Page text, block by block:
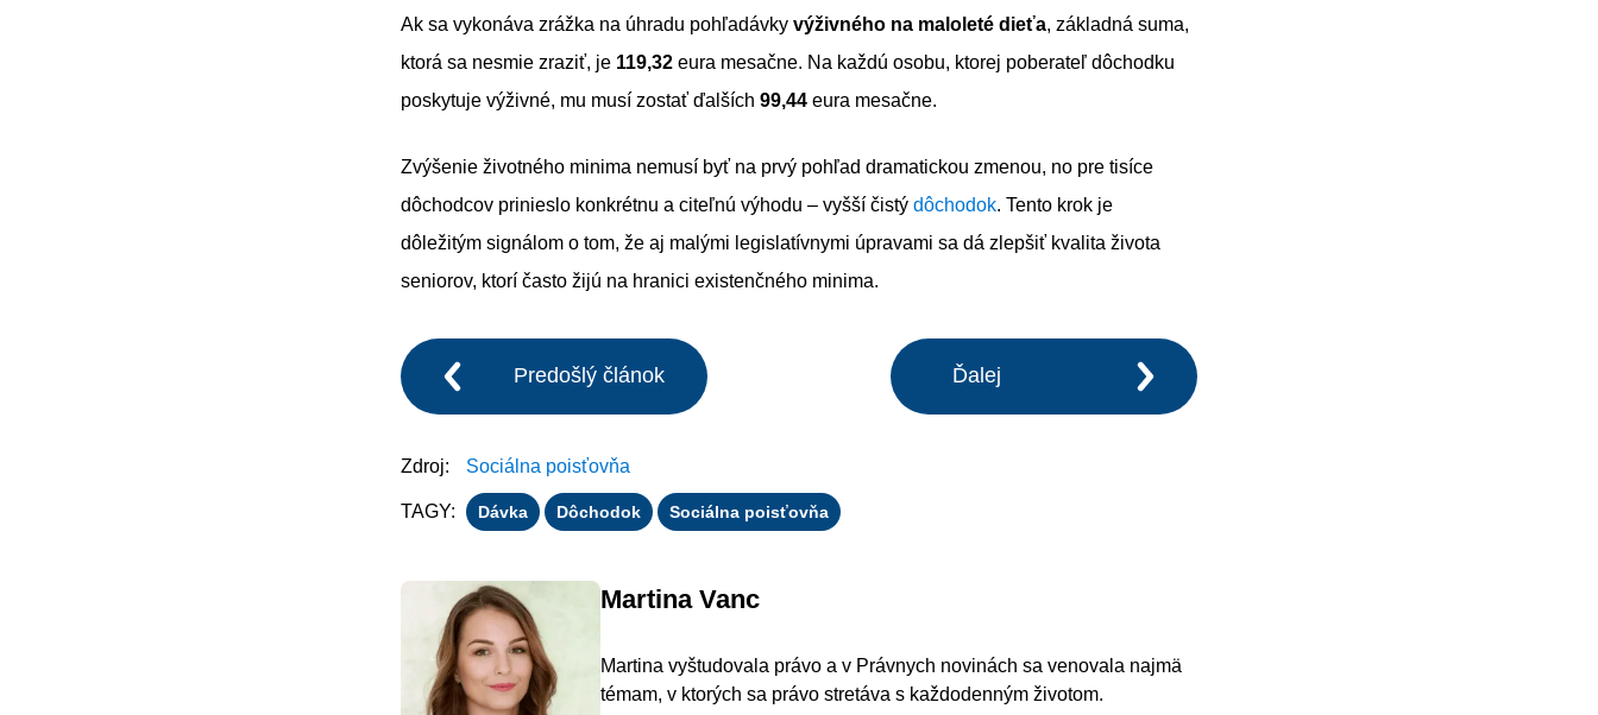
Ak sa vykonáva zrážka na úhradu pohľadávky výživného na maloleté dieťa, základná suma,
ktorá sa nesmie zraziť, je 119,32 eura mesačne. Na každú osobu, ktorej poberateľ dôchodku
poskytuje výživné, mu musí zostať ďalších 99,44 eura mesačne.
Zvýšenie životného minima nemusí byť na prvý pohľad dramatickou zmenou, no pre tisíce
dôchodcov prinieslo konkrétnu a citeľnú výhodu – vyšší čistý dôchodok. Tento krok je
dôležitým signálom o tom, že aj malými legislatívnymi úpravami sa dá zlepšiť kvalita života
seniorov, ktorí často žijú na hranici existenčného minima.
Predošlý článok Ďalej
Zdroj: Sociálna poisťovňa
TAGY: Dávka Dôchodok Sociálna poisťovňa
Martina Vanc
Martina vyštudovala právo a v Právnych novinách sa venovala najmä
témam, v ktorých sa právo stretáva s každodenným životom.